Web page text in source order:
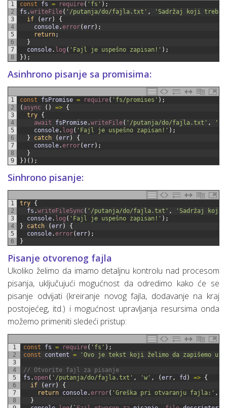
1
2
3
4
5
6
7
8
const fs = require( 'fs' ) ;
fs .writeFile( '/putanja/do/fajla.txt' ,
'Sadržaj koji treba
if
(err)
{
console.error(err) ;
return;
}
console. log ( 'Fajl je uspešno zapisan!' ) ;
} ) ;
Asinhrono pisanje sa promisima:
1
2
3
4
5
6
7
8
9
const fsPromise = require( 'fs/promises' ) ;
( async ( ) => {
try {
await fsPromise.writeFile( '/putanja/do/fajla.txt' ,
console. log ( 'Fajl je uspešno zapisan!' ) ;
}
catch (err)
{
console.error(err) ;
}
} ) ( ) ;
Sinhrono pisanje:
1
2
3
4
5
6
try {
fs .writeFileSync( '/putanja/do/fajla.txt' ,
'Sadržaj koji
console. log ( 'Fajl je uspešno zapisan!' ) ;
}
catch (err)
{
console.error(err) ;
}
Pisanje otvorenog fajla
Ukoliko želimo da imamo detaljnu kontrolu nad procesom
pisanja, uključujući mogućnost da odredimo kako će se
pisanje odvijati (kreiranje novog fajla, dodavanje na kraj
postojećeg, itd.) i mogućnost upravljanja resursima onda
možemo primeniti sledeći pristup:
1
2
3
4
5
6
7
8
const fs = require( 'fs' ) ;
const
content = 'Ovo je tekst koji želimo da zapišemo
// Otvorite fajl za pisanje
fs . open ( '/putanja/do/fajla.txt' , 'w' , (err, fd ) => {
if
(err)
{
return console.error( 'Greška pri otvaranju fajla:' ,
}